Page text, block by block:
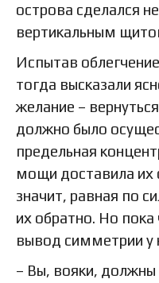
острова сделался
вертикальным
Испытав
тогда высказали
желание –
должно было
предельная
мощи доставила их
значит, равная по
их обратно. Но пока
вывод симметрии у
– Вы, вояки,